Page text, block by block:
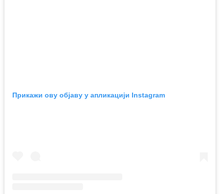
Прикажи ову објаву у апликацији Instagram